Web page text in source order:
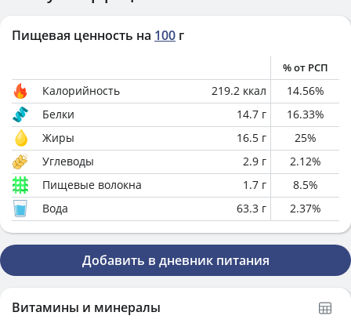
Пищевая ценность на 100 г
% от РСП
Калорийность 219.2 ккал 14.56%
Белки
14.7 г 16.33%
Жиры
16.5 г 25%
Углеводы
2.9 г 2.12%
Пищевые волокна
1.7 г 8.5%
Вода
63.3 г 2.37%
Добавить в дневник питания
Витамины и минералы